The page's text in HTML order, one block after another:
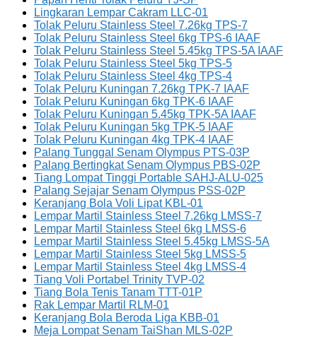
Lingkaran Lempar Cakram LLC-01
Tolak Peluru Stainless Steel 7.26kg TPS-7
Tolak Peluru Stainless Steel 6kg TPS-6 IAAF
Tolak Peluru Stainless Steel 5.45kg TPS-5A IAAF
Tolak Peluru Stainless Steel 5kg TPS-5
Tolak Peluru Stainless Steel 4kg TPS-4
Tolak Peluru Kuningan 7.26kg TPK-7 IAAF
Tolak Peluru Kuningan 6kg TPK-6 IAAF
Tolak Peluru Kuningan 5.45kg TPK-5A IAAF
Tolak Peluru Kuningan 5kg TPK-5 IAAF
Tolak Peluru Kuningan 4kg TPK-4 IAAF
Palang Tunggal Senam Olympus PTS-03P
Palang Bertingkat Senam Olympus PBS-02P
Tiang Lompat Tinggi Portable SAHJ-ALU-025
Palang Sejajar Senam Olympus PSS-02P
Keranjang Bola Voli Lipat KBL-01
Lempar Martil Stainless Steel 7.26kg LMSS-7
Lempar Martil Stainless Steel 6kg LMSS-6
Lempar Martil Stainless Steel 5.45kg LMSS-5A
Lempar Martil Stainless Steel 5kg LMSS-5
Lempar Martil Stainless Steel 4kg LMSS-4
Tiang Voli Portabel Trinity TVP-02
Tiang Bola Tenis Tanam TTT-01P
Rak Lempar Martil RLM-01
Keranjang Bola Beroda Liga KBB-01
Meja Lompat Senam TaiShan MLS-02P